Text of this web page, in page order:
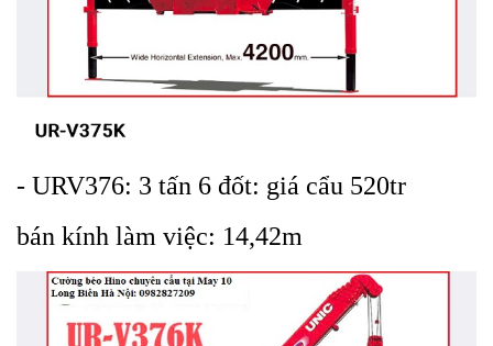
- URV376: 3 tấn 6 đốt: giá cẩu 520tr
bán kính làm việc: 14,42m